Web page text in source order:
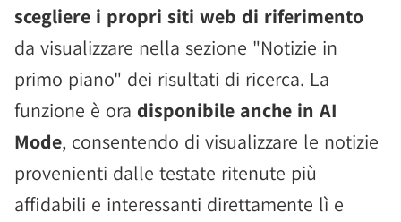
scegliere i propri siti web di riferimento
da visualizzare nella sezione "Notizie in
primo piano" dei risultati di ricerca. La
funzione è ora disponibile anche in AI
Mode, consentendo di visualizzare le notizie
provenienti dalle testate ritenute più
affidabili e interessanti direttamente lì e